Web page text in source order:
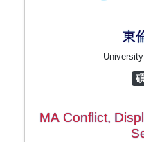
東
MA Conflict,